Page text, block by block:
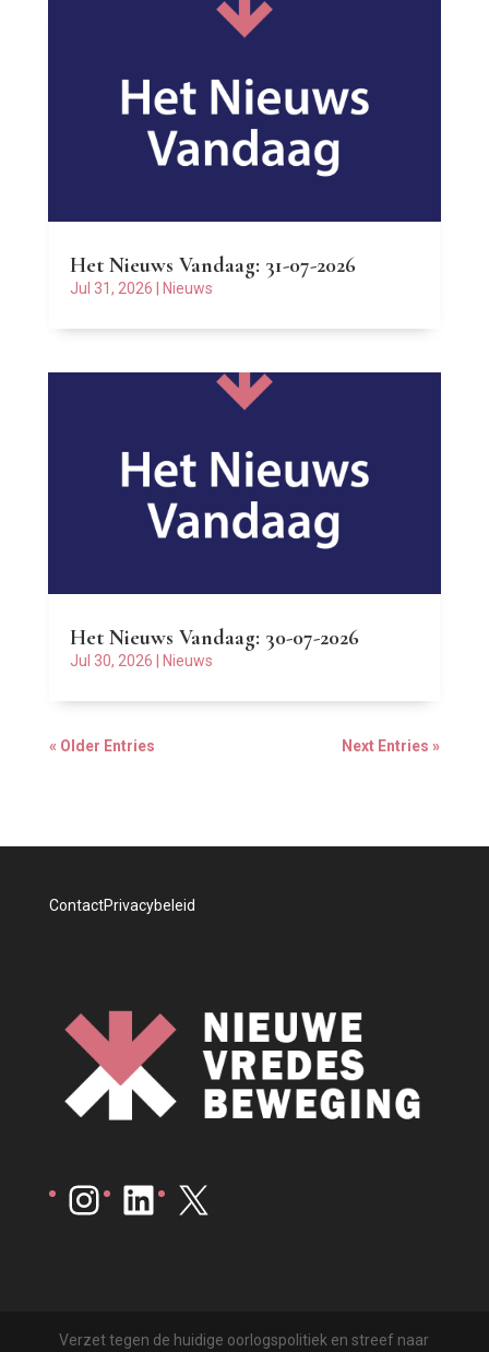
Het Nieuws Vandaag: 31-07-2026
Jul 31, 2026 Nieuws
Het Nieuws Vandaag: 30-07-2026
Jul 30, 2026 Nieuws
« Older Entries Next Entries »
ContactPrivacybeleid
Instagram
LinkedIn
X
Verzet tegen de huidige oorlogspolitiek en streef naar